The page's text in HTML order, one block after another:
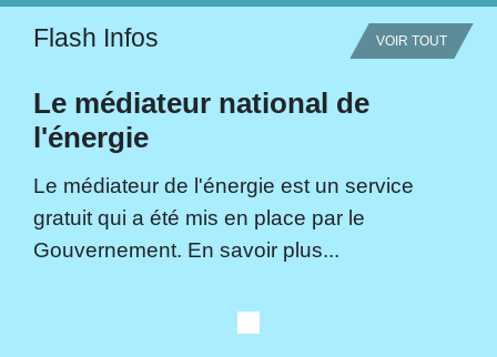
Flash Infos VOIR TOUT
Le médiateur national de
l'énergie
Le médiateur de l'énergie est un service
gratuit qui a été mis en place par le
Gouvernement. En savoir plus...